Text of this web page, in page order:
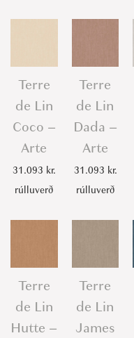
Terre
de Lin
Coco –
Arte
31.093 kr.
rúlluverð
Terre
de Lin
Dada –
Arte
31.093 kr.
rúlluverð
Terre
de Lin
Hutte –
Terre
de Lin
James